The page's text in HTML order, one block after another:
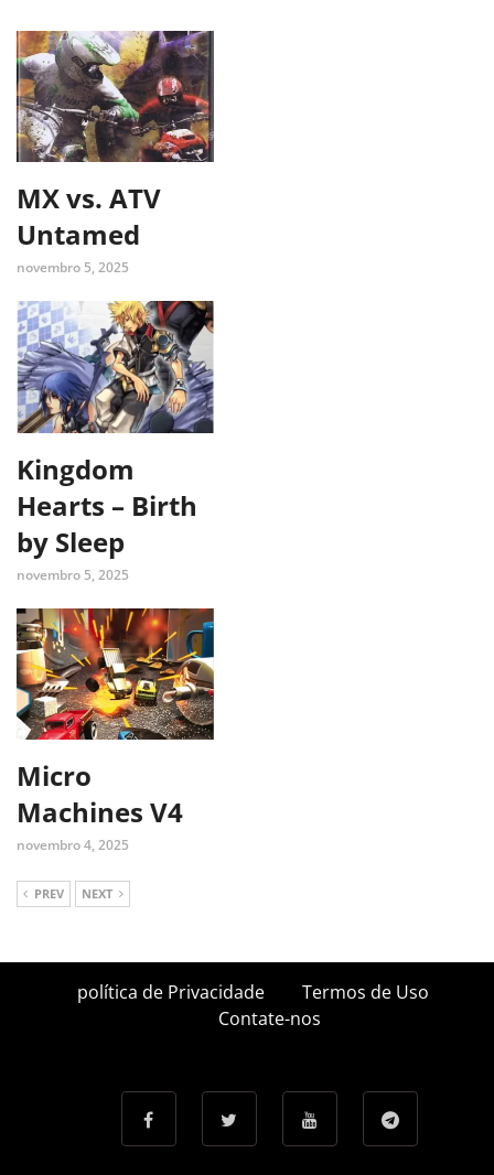
MX vs. ATV
Untamed
novembro 5, 2025
Kingdom
Hearts – Birth
by Sleep
novembro 5, 2025
Micro
Machines V4
novembro 4, 2025
PREV NEXT
política de Privacidade
Termos de Uso
Contate-nos